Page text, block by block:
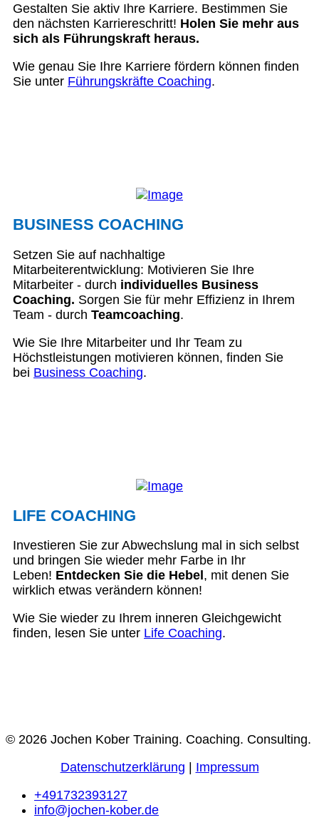
Gestalten Sie aktiv Ihre Karriere. Bestimmen Sie
den nächsten Karriereschritt! Holen Sie mehr aus
sich als Führungskraft heraus.
Wie genau Sie Ihre Karriere fördern können finden
Sie unter Führungskräfte Coaching.
BUSINESS COACHING
Setzen Sie auf nachhaltige
Mitarbeiterentwicklung: Motivieren Sie Ihre
Mitarbeiter - durch individuelles Business
Coaching. Sorgen Sie für mehr Effizienz in Ihrem
Team - durch Teamcoaching.
Wie Sie Ihre Mitarbeiter und Ihr Team zu
Höchstleistungen motivieren können, finden Sie
bei Business Coaching.
LIFE COACHING
Investieren Sie zur Abwechslung mal in sich selbst
und bringen Sie wieder mehr Farbe in Ihr
Leben! Entdecken Sie die Hebel , mit denen Sie
wirklich etwas verändern können!
Wie Sie wieder zu Ihrem inneren Gleichgewicht
finden, lesen Sie unter Life Coaching.
© 2026 Jochen Kober Training. Coaching. Consulting.
Datenschutzerklärung
Impressum
+491732393127
info@jochen-kober.de